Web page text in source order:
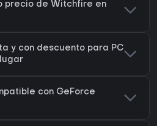
precio de Witchfire en
y con descuento para PC
con GeForce